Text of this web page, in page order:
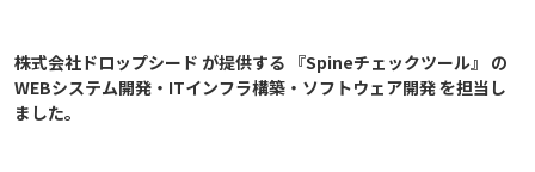
株式会社ドロップシード が提供する 『Spineチェックツール』 の
WEBシステム開発・ITインフラ構築・ソフトウェア開発 を担当し